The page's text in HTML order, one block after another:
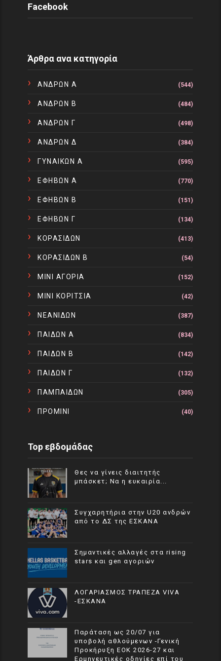
Facebook
Άρθρα ανα κατηγορία
ΑΝΔΡΩΝ Α (544)
ΑΝΔΡΩΝ Β (484)
ΑΝΔΡΩΝ Γ (498)
ΑΝΔΡΩΝ Δ (384)
ΓΥΝΑΙΚΩΝ Α (595)
ΕΦΗΒΩΝ Α (770)
ΕΦΗΒΩΝ Β (151)
ΕΦΗΒΩΝ Γ (134)
ΚΟΡΑΣΙΔΩΝ (413)
ΚΟΡΑΣΙΔΩΝ Β (54)
ΜΙΝΙ ΑΓΟΡΙΑ (152)
ΜΙΝΙ ΚΟΡΙΤΣΙΑ (42)
ΝΕΑΝΙΔΩΝ (387)
ΠΑΙΔΩΝ Α (834)
ΠΑΙΔΩΝ Β (142)
ΠΑΙΔΩΝ Γ (132)
ΠΑΜΠΑΙΔΩΝ (305)
ΠΡΟΜΙΝΙ (40)
Top εβδομάδας
Θες να γίνεις διαιτητής
μπάσκετ; Να η ευκαιρία...
Συγχαρητήρια στην U20 ανδρών
από το ΔΣ της ΕΣΚΑΝΑ
Σημαντικές αλλαγές στα rising
stars και gen αγοριών
ΛΟΓΑΡΙΑΣΜΟΣ ΤΡΑΠΕΖΑ VIVA
-ΕΣΚΑΝΑ
Παράταση ως 20/07 για
υποβολή αθλούμενων -Γενική
Προκήρυξη ΕΟΚ 2026-27 και
Ερμηνευτικές οδηγίες επί του